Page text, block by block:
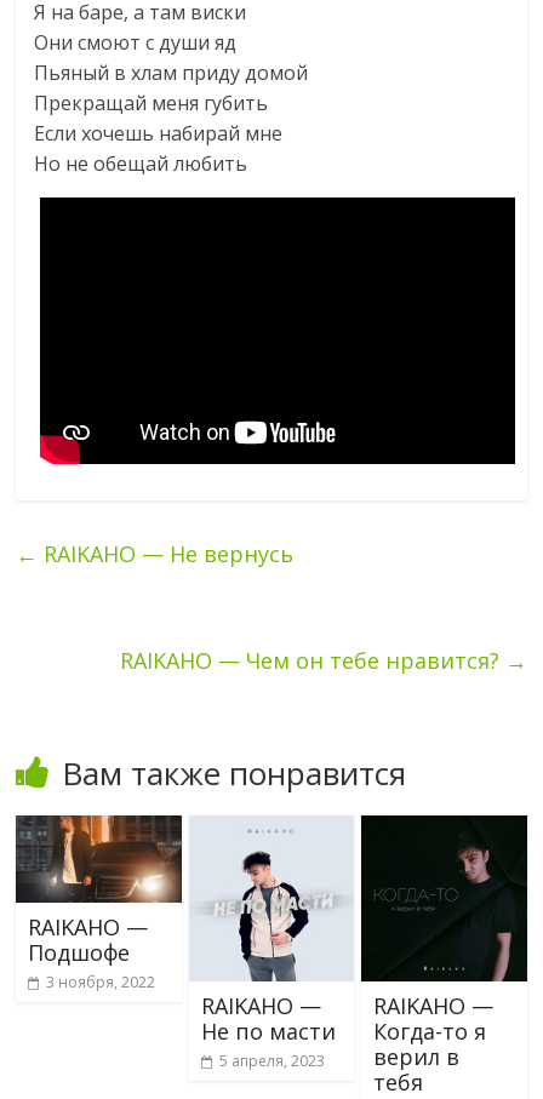
Я на баре, а там виски
Они смоют с души яд
Пьяный в хлам приду домой
Прекращай меня губить
Если хочешь набирай мне
Но не обещай любить
← RAIKAHO — Не вернусь
RAIKAHO — Чем он тебе нравится? →
Вам также понравится
RAIKAHO —
Подшофе
3 ноября, 2022
RAIKAHO —
Не по масти
5 апреля, 2023
RAIKAHO —
Когда-то я
верил в
тебя